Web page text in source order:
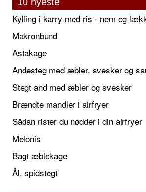
Kylling i karry med ris - nem og
Makronbund
Astakage
Stegt and med æbler og svesker
Brændte mandler i airfryer
Sådan rister du nødder i din airfryer
Melonis
Bagt æblekage
Ål, spidstegt